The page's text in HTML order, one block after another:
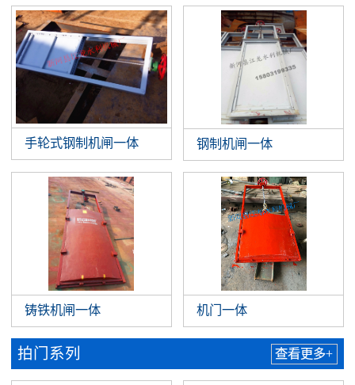
手轮式钢制机闸一体 钢制机闸一体
铸铁机闸一体 机门一体
拍门系列 查看更多+